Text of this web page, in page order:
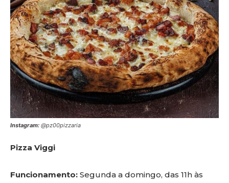
Instagram: @pz00pizzaria
Pizza Viggi
Funcionamento: Segunda a domingo, das 11h às